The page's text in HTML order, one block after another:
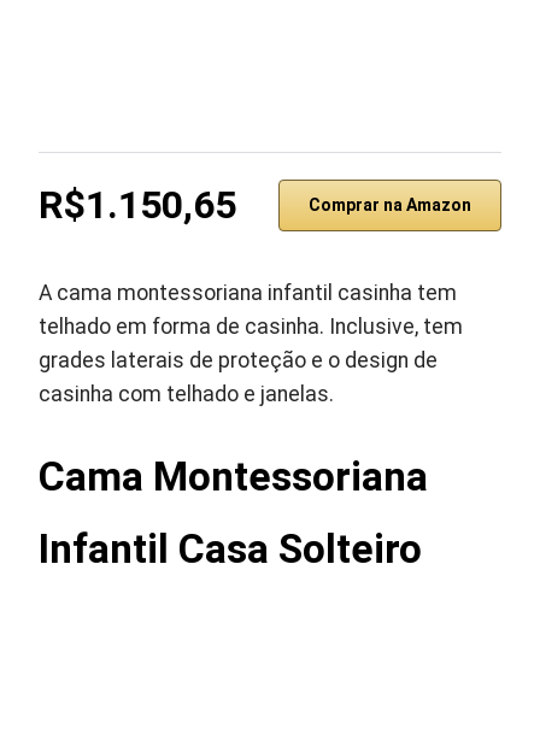
R$1.150,65 Comprar na Amazon
A cama montessoriana infantil casinha tem
telhado em forma de casinha. Inclusive, tem
grades laterais de proteção e o design de
casinha com telhado e janelas.
Cama Montessoriana
Infantil Casa Solteiro